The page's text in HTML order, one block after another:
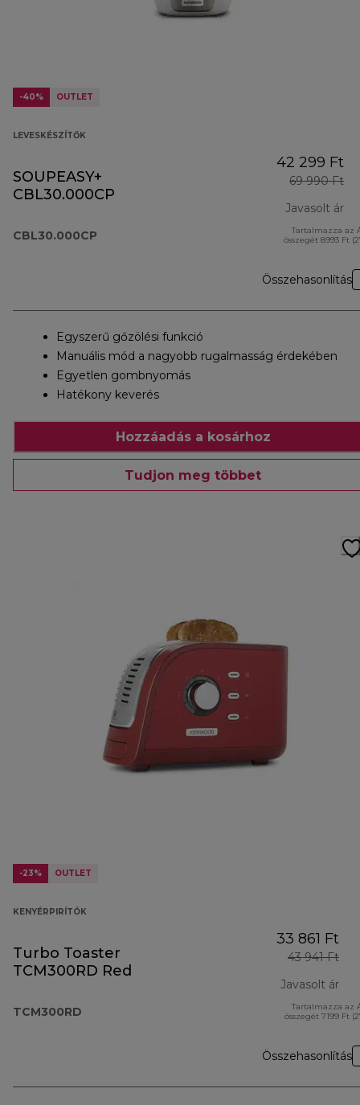
-40% OUTLET
LEVESKÉSZÍTŐK
SOUPEASY+
CBL30.000CP
CBL30.000CP
42 299 Ft
69 990 Ft
Javasolt ár
Tartalmazza az
összegét 8993 Ft
Összehasonlítás
Egyszerű gőzölési funkció
Manuális mód a nagyobb rugalmasság érdekében
Egyetlen gombnyomás
Hatékony keverés
Hozzáadás a kosárhoz
Tudjon meg többet
-23% OUTLET
KENYÉRPIRÍTÓK
Turbo Toaster
TCM300RD Red
TCM300RD
33 861 Ft
43 941 Ft
Javasolt ár
Tartalmazza az
összegét 7199 Ft
Összehasonlítás